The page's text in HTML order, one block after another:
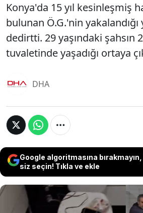
Konya'da 15 yıl kesinleşmiş
bulunan Ö.G.'nin
dedirtti. 29 yaşındaki şahsın
tuvaletinde yaşadığı ortaya
DHA
Google algoritmasına
siz seçin! Tıkla ve ekle